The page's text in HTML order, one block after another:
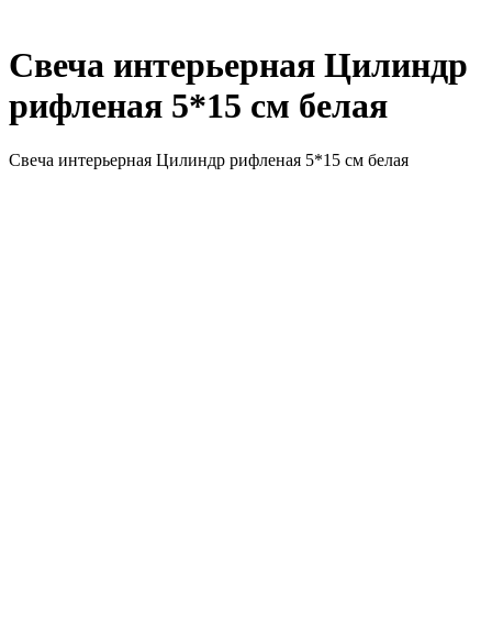
Свеча интерьерная Цилиндр
рифленая 5*15 см белая
Свеча интерьерная Цилиндр рифленая 5*15 см белая